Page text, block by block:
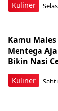
Kuliner
Kuliner
Kamu
Mentega
Bikin Nasi